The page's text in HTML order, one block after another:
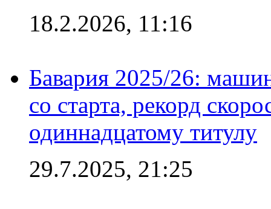
18.2.2026, 11:16
Бавария 2025/26:
со старта, рекорд
одиннадцатому титулу
29.7.2025, 21:25